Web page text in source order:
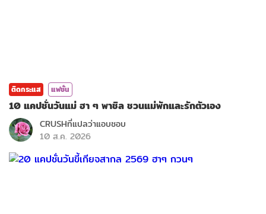
ติดกระแส แฟชั่น
10 แคปชั่นวันแม่ ฮา ๆ พาชิล ชวนแม่พักและรักตัวเอง
CRUSHที่แปลว่าแอบชอบ
10 ส.ค. 2026